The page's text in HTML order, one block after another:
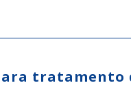
tratamento